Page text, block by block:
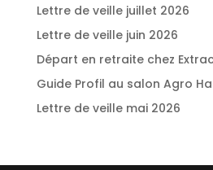
Lettre de veille juillet 2026
Lettre de veille juin 2026
Départ en retraite chez
Guide Profil au salon Agro
Lettre de veille mai 2026